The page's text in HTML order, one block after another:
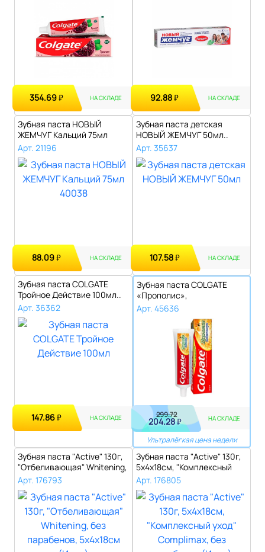
354.69₽ НА СКЛАДЕ 92.88₽ НА СКЛАДЕ
Зубная паста НОВЫЙ
ЖЕМЧУГ Кальций 75мл
40038..
Арт. 21196
88.09₽ НА СКЛАДЕ
Зубная паста детская
НОВЫЙ ЖЕМЧУГ 50мл..
Арт. 35637
107.58₽ НА СКЛАДЕ
Зубная паста COLGATE
Тройное Действие 100мл..
Арт. 36362
147.86₽ НА СКЛАДЕ
Зубная паста COLGATE
«Прополис»,
отбеливающая, 100 мл..
Арт. 45636
299.72
204.28₽ НА СКЛАДЕ
Ультралёгкая цена недели
Зубная паста "Active" 130г,
"Отбеливающая" Whitening,
б..
Арт. 176793
Зубная паста "Active" 130г,
5х4х18см, "Комплексный
уход..
Арт. 176805